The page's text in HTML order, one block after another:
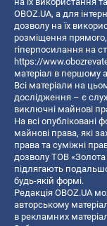
OBOZ.UA, а для
дозволу на їх
розміщення
гіперпосилання на
https://
матеріал в першому
Всі матеріали на
дослідження – є
виключні майнові
На всі опубліковані
майнові права, які
права та суміжні
дозволу ТОВ «Золота
підлягають
будь-якій формі.
Редакція OBOZ.UA
авторському
в рекламних